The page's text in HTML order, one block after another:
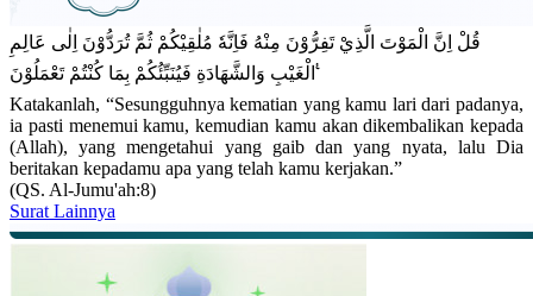
قُلْ اِنَّ الْمَوْتَ الَّذِيْ تَفِرُّوْنَ مِنْهُ فَاِنَّهٗ مُلٰقِيْكُمْ ثُمَّ تُرَدُّوْنَ اِلٰى عَالِمِ
الْغَيْبِ وَالشَّهَادَةِ فَيُنَبِّئُكُمْ بِمَا كُنْتُمْ تَعْمَلُوْنَ ࣖ
Katakanlah, “Sesungguhnya kematian yang kamu lari dari padanya,
ia pasti menemui kamu, kemudian kamu akan dikembalikan kepada
(Allah), yang mengetahui yang gaib dan yang nyata, lalu Dia
beritakan kepadamu apa yang telah kamu kerjakan.”
(QS. Al-Jumu'ah:8)
Surat Lainnya